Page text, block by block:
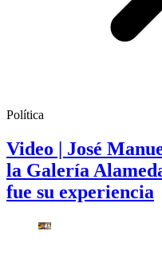
Política
Video | José
la Galería
fue su experiencia